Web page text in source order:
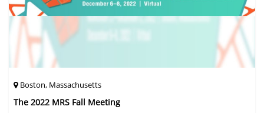
Boston, Massachusetts
The 2022 MRS Fall Meeting